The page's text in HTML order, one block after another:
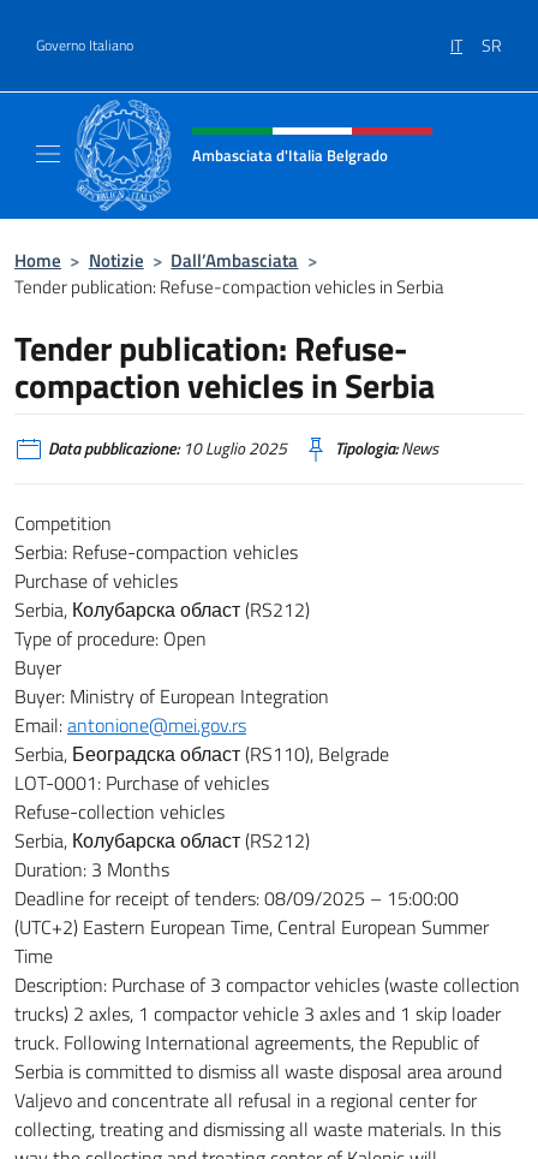
Governo Italiano IT SR
Intestazione sito, social e menù
Ambasciata d'Italia Belgrado
Home > Notizie > Dall’Ambasciata >
Tender publication: Refuse-compaction vehicles in Serbia
Tender publication: Refuse-
compaction vehicles in Serbia
Data pubblicazione:10 Luglio 2025 Tipologia:News
Competition
Serbia: Refuse-compaction vehicles
Purchase of vehicles
Serbia, Колубарска област(RS212)
Type of procedure: Open
Buyer
Buyer: Ministry of European Integration
Email:antonione@mei.gov.rs
Serbia, Београдска област(RS110), Belgrade
LOT-0001: Purchase of vehicles
Refuse-collection vehicles
Serbia, Колубарска област(RS212)
Duration: 3 Months
Deadline for receipt of tenders:08/09/2025 – 15:00:00
(UTC+2) Eastern European Time, Central European Summer
Time
Description: Purchase of 3 compactor vehicles (waste collection
trucks) 2 axles, 1 compactor vehicle 3 axles and 1 skip loader
truck. Following International agreements, the Republic of
Serbia is committed to dismiss all waste disposal area around
Valjevo and concentrate all refusal in a regional center for
collecting, treating and dismissing all waste materials. In this